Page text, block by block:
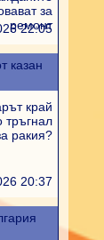
за
ремонт
22:05
казан
край
тръгнал
ракия?
20:37